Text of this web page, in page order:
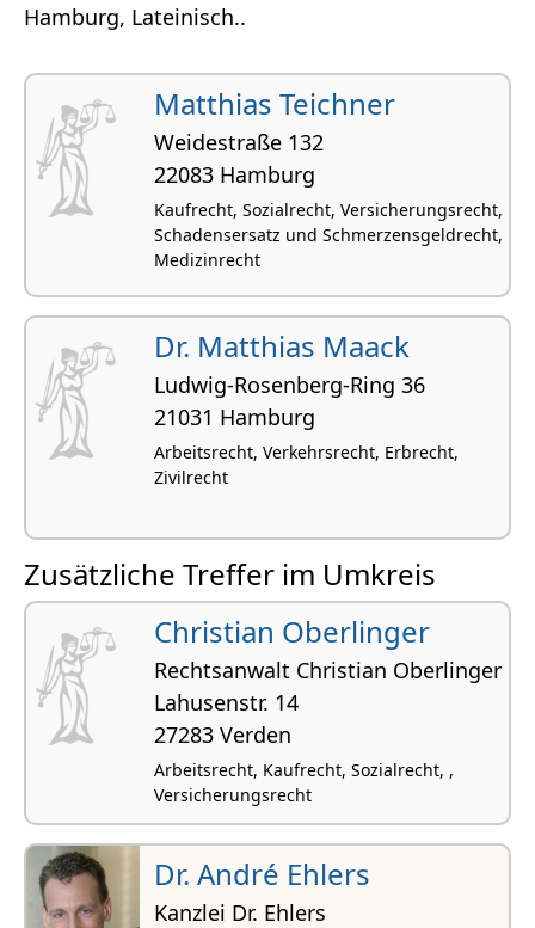
Hamburg, Lateinisch..
Matthias Teichner
Weidestraße 132
22083 Hamburg
Kaufrecht, Sozialrecht, Versicherungsrecht,
Schadensersatz und Schmerzensgeldrecht,
Medizinrecht
Dr. Matthias Maack
Ludwig-Rosenberg-Ring 36
21031 Hamburg
Arbeitsrecht, Verkehrsrecht, Erbrecht,
Zivilrecht
Zusätzliche Treffer im Umkreis
Christian Oberlinger
Rechtsanwalt Christian Oberlinger
Lahusenstr. 14
27283 Verden
Arbeitsrecht, Kaufrecht, Sozialrecht, ,
Versicherungsrecht
Dr. André Ehlers
Kanzlei Dr. Ehlers